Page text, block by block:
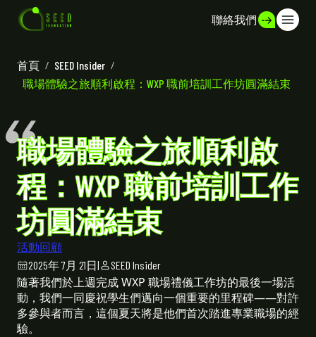
聯絡我們
首頁 / SEED Insider /
職場體驗之旅順利啟程：WXP 職前培訓工作坊圓滿結束
職場體驗之旅順利啟
程：WXP 職前培訓工作
坊圓滿結束
活動回顧
2025年 7月 21日| SEED Insider
隨著我們於上週完成 WXP 職場禮儀工作坊的最後一場活
動，我們一同慶祝學生們邁向一個重要的里程碑——對許
多參與者而言，這個夏天將是他們首次踏進專業職場的經
驗。